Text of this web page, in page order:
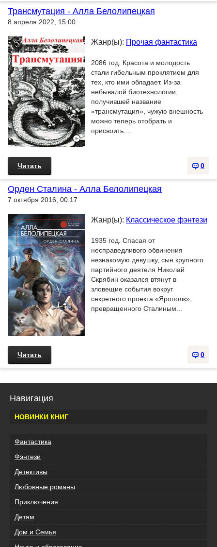
Трансмутация - Алла Белолипецкая
8 апреля 2022, 15:00
Жанр(ы): Прочая фантастика
2086 год. Красота и молодость
стали гибельным проклятием для
тех, кто ими обладает. Из-за
небывалой биотехнологии,
получившей название
«трансмутация», чужую внешность
можно теперь отобрать и
присвоить....
0
Читать
Орден Сталина - Алла Белолипецкая
7 октября 2016, 00:17
Жанр(ы): Классическое фэнтези
1935 год. Спасая от
несправедливого обвинения
незнакомую девушку, сын крупного
партийного деятеля Николай
Скрябин оказался втянут в
зловещие события вокруг
секретного проекта «Ярополк»,
превращенного Сталиным...
0
Читать
Навигация
НОВИНКИ КНИГ
Фантастика
Фэнтези
Детективы
Любовные романы
Приключения
Детям
Дом и Семья